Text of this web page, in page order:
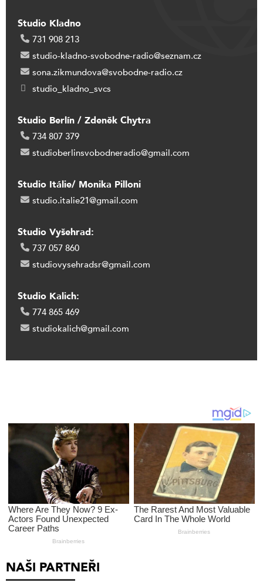
Studio Kladno
731 908 213
studio-kladno-svobodne-radio@seznam.cz
sona.zikmundova@svobodne-radio.cz
studio_kladno_svcs
Studio Berlín / Zdeněk Chytra
734 807 379
studioberlinsvobodneradio@gmail.com
Studio Itálie/ Monika Pilloni
studio.italie21@gmail.com
Studio Vyšehrad:
737 057 860
studiovysehradsr@gmail.com
Studio Kalich:
774 865 469
studiokalich@gmail.com
NAŠI PARTNEŘI